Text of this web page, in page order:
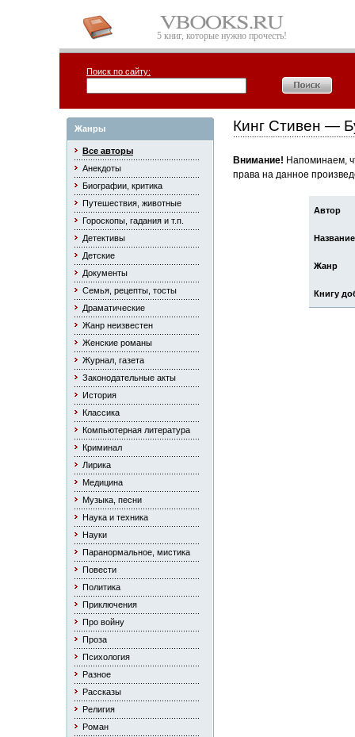
5 книг, которые нужно прочесть!
Поиск по сайту:
Жанры
Все авторы
Анекдоты
Биографии, критика
Путешествия, животные
Гороскопы, гадания и т.п.
Детективы
Детские
Документы
Семья, рецепты, тосты
Драматические
Жанр неизвестен
Женские романы
Журнал, газета
Законодательные акты
История
Классика
Компьютерная литература
Криминал
Лирика
Медицина
Музыка, песни
Наука и техника
Науки
Паранормальное, мистика
Повести
Политика
Приключения
Про войну
Проза
Психология
Разное
Рассказы
Религия
Роман
Кинг Стивен —
Внимание! Напоминаем,
права на данное
Автор
Название
Жанр
Книгу